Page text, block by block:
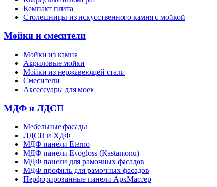
Компакт плита
Столешницы из искусственного камня с мойкой
Мойки и смесители
Мойки из камня
Акриловые мойки
Мойки из нержавеющей стали
Смесители
Аксессуары для моек
МДФ и ЛДСП
Мебельные фасады
ЛДСП и ХДФ
МДФ панели Eterno
МДФ панели Evogloss (Kastamonu)
МДФ панели для рамочных фасадов
МДФ профиль для рамочных фасадов
Перфорированные панели АркМастер